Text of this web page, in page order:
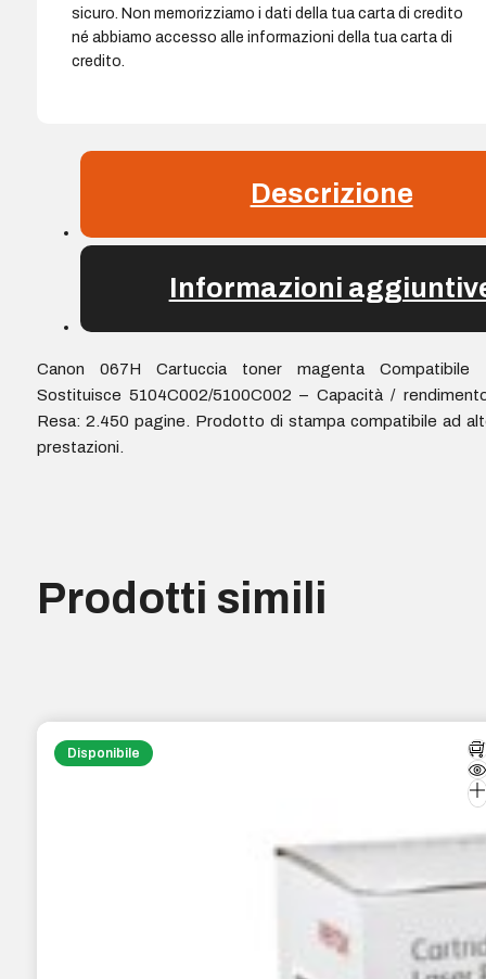
sicuro. Non memorizziamo i dati della tua carta di credito
né abbiamo accesso alle informazioni della tua carta di
credito.
Descrizione
Informazioni
Canon 067H Cartuccia toner magenta Compatibile
Sostituisce 5104C002/5100C002 – Capacità /
Resa: 2.450 pagine. Prodotto di stampa compatibile ad
prestazioni.
Prodotti simili
Disponibile